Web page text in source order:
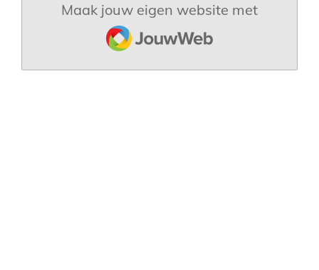
Maak jouw eigen website met
JouwWeb